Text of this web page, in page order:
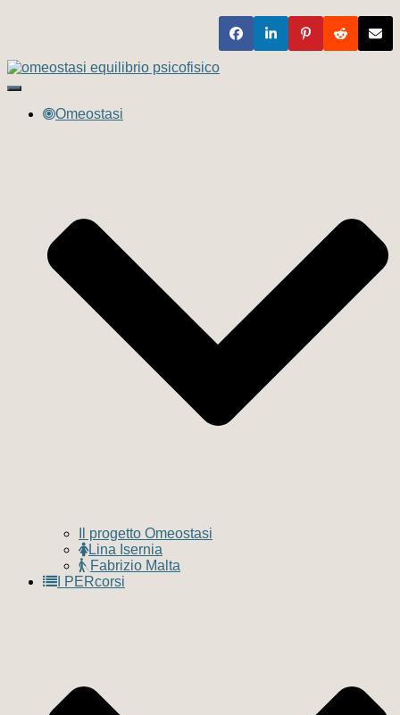
Navigazione
toggle
Omeostasi
Il progetto Omeostasi
Lina Isernia
Fabrizio Malta
I PERcorsi